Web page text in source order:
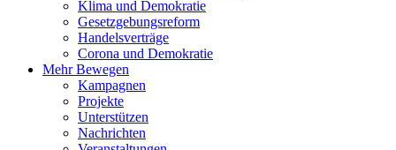
Klima und Demokratie
Gesetzgebungsreform
Handelsverträge
Corona und Demokratie
Mehr Bewegen
Kampagnen
Projekte
Unterstützen
Nachrichten